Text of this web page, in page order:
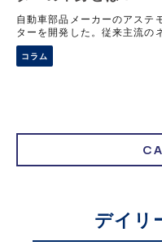
自動車部品メーカーのアステ
ターを開発した。従来主流の
採用し、多層フラックス構造
化を実現。ローター拡大や電
用十分な性能を確保した。
コラム
デイリ